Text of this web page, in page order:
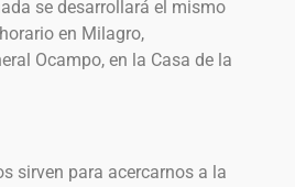
se desarrollará el mismo
en Milagro,
Ocampo, en la Casa de la
sirven para acercarnos a la